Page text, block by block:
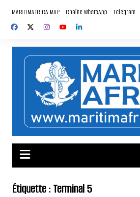
contenu
MARITIMAFRICA MAP Chaîne WhatsApp Telegram
Étiquette :Terminal 5